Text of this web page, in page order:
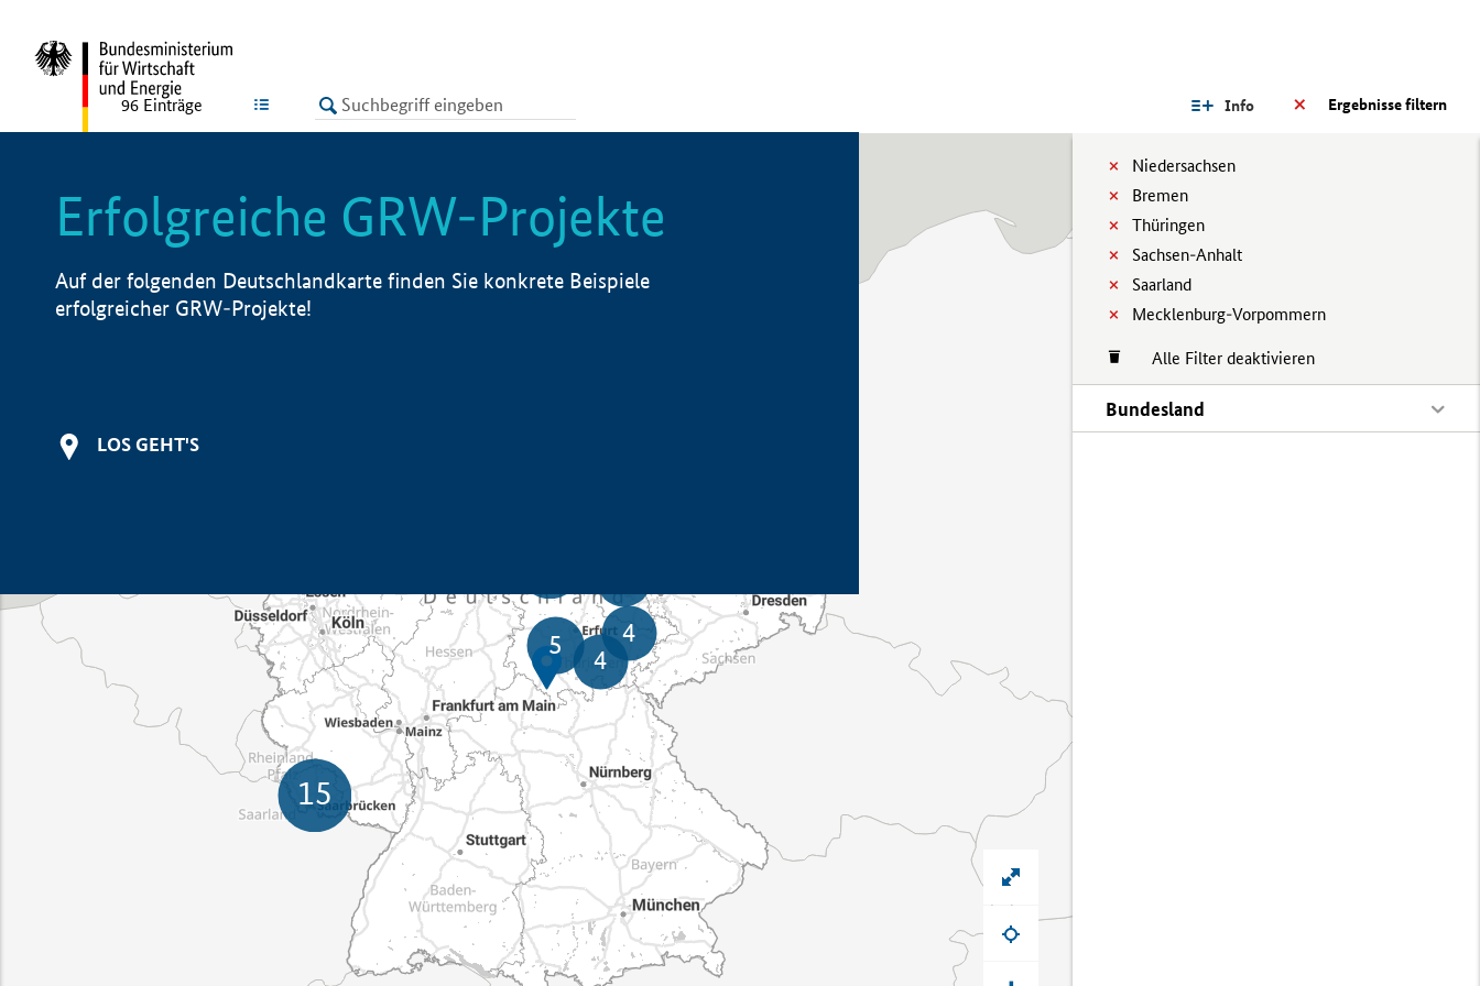
LISTE Ergebnisse filtern
Info
Niedersachsen
Bremen
Thüringen
Sachsen-Anhalt
Saarland
Mecklenburg-Vorpommern
Alle Filter deaktivieren
Bundesland
96 Einträge
Erfolgreiche GRW-Projekte
Auf der folgenden Deutschlandkarte finden Sie konkrete Beispiele
erfolgreicher GRW-Projekte!
LOS GEHT'S